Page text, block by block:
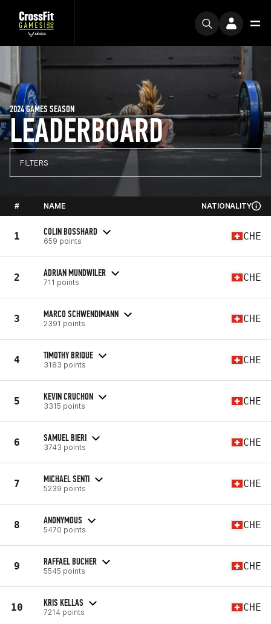
LEADERBOARD
2024 GAMES SEASON
FILTERS
# NAME NATIONALITY
1 COLIN BOSSHARD
659 points CHE
2 ADRIAN MUNDWILER
711 points CHE
3 MARCO SCHWENDIMANN
2391 points CHE
4 TIMOTHY BRIQUE
3183 points CHE
5 KEVIN CRUCHON
3315 points CHE
6 SAMUEL BIERI
3743 points CHE
7 MICHAEL SENTI
5239 points CHE
8 ANONYMOUS
5470 points CHE
9 RAFFAEL BUCHER
5545 points CHE
10 KRIS KELLAS
7214 points CHE